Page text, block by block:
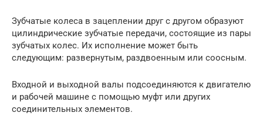
Зубчатые колеса в зацеплении друг с другом образуют
цилиндрические зубчатые передачи, состоящие из пары
зубчатых колес. Их исполнение может быть
следующим: развернутым, раздвоенным или соосным.
Входной и выходной валы подсоединяются к двигателю
и рабочей машине с помощью муфт или других
соединительных элементов.